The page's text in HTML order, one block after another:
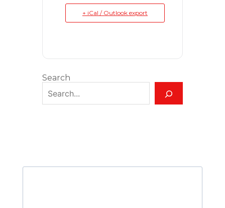
+ iCal / Outlook export
Search